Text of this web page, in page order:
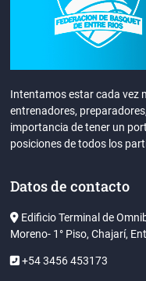
Intentamos estar cada vez
entrenadores,
importancia de tener un
posiciones de todos los
Datos de contacto
Edificio Terminal de
Moreno- 1° Piso, Chajarí,
+54 3456 453173